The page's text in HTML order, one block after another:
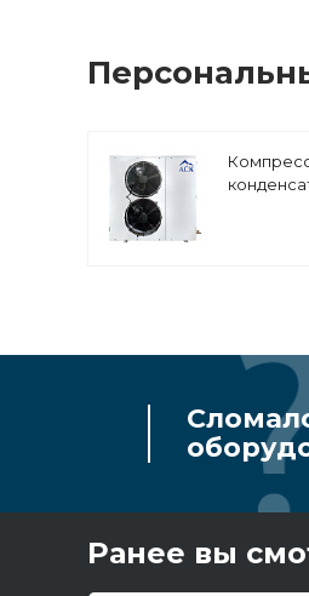
Ранее вы